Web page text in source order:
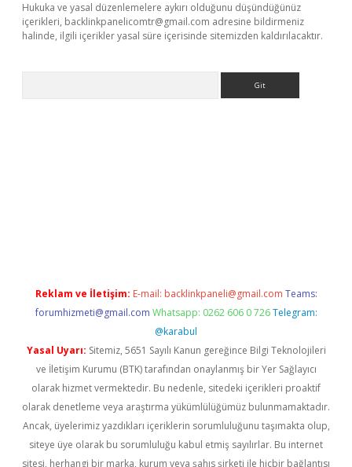
Hukuka ve yasal düzenlemelere aykırı olduğunu düşündüğünüz
içerikleri, backlinkpanelicomtr@gmail.com adresine bildirmeniz
halinde, ilgili içerikler yasal süre içerisinde sitemizden kaldırılacaktır.
Reklam ve İletişim: E-mail: backlinkpaneli@gmail.com Teams:
forumhizmeti@gmail.com Whatsapp: 0262 606 0 726 Telegram:
@karabul
Yasal Uyarı: Sitemiz, 5651 Sayılı Kanun gereğince Bilgi Teknolojileri
ve İletişim Kurumu (BTK) tarafından onaylanmış bir Yer Sağlayıcı
olarak hizmet vermektedir. Bu nedenle, sitedeki içerikleri proaktif
olarak denetleme veya araştırma yükümlülüğümüz bulunmamaktadır.
Ancak, üyelerimiz yazdıkları içeriklerin sorumluluğunu taşımakta olup,
siteye üye olarak bu sorumluluğu kabul etmiş sayılırlar. Bu internet
sitesi, herhangi bir marka, kurum veya şahıs şirketi ile hiçbir bağlantısı